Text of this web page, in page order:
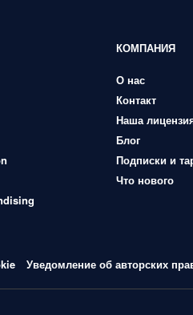
КОМПАНИЯ
О нас
Контакт
Наша
Блог
Подписки и
Что нового
Уведомление об авторских